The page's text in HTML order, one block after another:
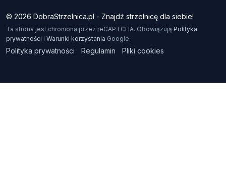
© 2026 DobraStrzelnica.pl - Znajdź strzelnicę dla siebie!
Ta strona jest chroniona przez reCAPTCHA. Obowiązują Polityka
prywatności i Warunki korzystania Google.
Polityka prywatności Regulamin Pliki cookies